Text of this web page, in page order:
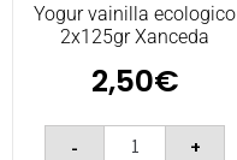
Yogur vainilla ecologico
2x125gr Xanceda
2,50€
- +